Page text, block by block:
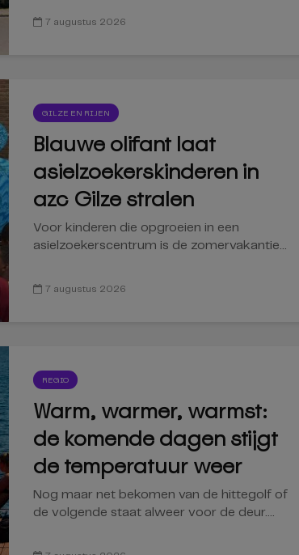
7 augustus 2026
GILZE EN RIJEN
Blauwe olifant laat
asielzoekerskinderen in
azc Gilze stralen
Voor kinderen die opgroeien in een
asielzoekerscentrum is de zomervakantie...
7 augustus 2026
REGIO
Warm, warmer, warmst:
de komende dagen stijgt
de temperatuur weer
Nog maar net bekomen van de hittegolf of
de volgende staat alweer voor de deur....